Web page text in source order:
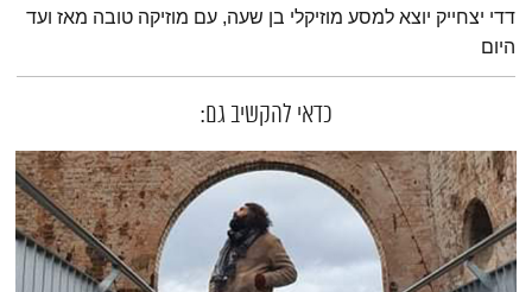
תמצית הפודקאסט
דדי יצחייק יוצא למסע מוזיקלי בן שעה, עם מוזיקה טובה מאז ועד
היום
כדאי להקשיב גם: